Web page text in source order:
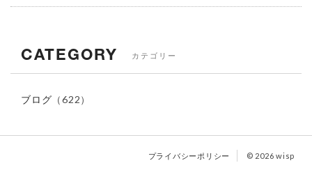
CATEGORY カテゴリー
ブログ （622）
プライバシーポリシー © 2026 wisp